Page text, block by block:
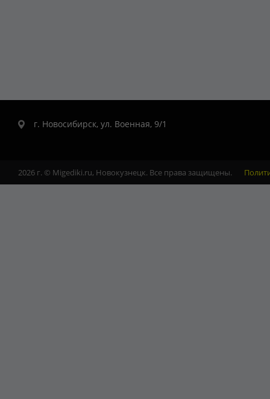
г. Новосибирск, ул. Военная, 9/1
2026 г. © Migediki.ru, Новокузнецк. Все права защищены.